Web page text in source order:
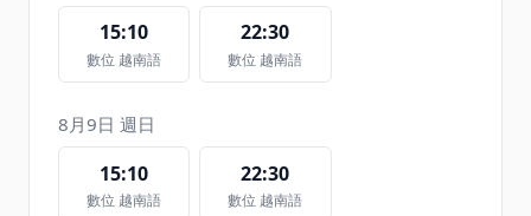
15:10
數位 越南語
22:30
數位 越南語
8月9日 週日
15:10
數位 越南語
22:30
數位 越南語